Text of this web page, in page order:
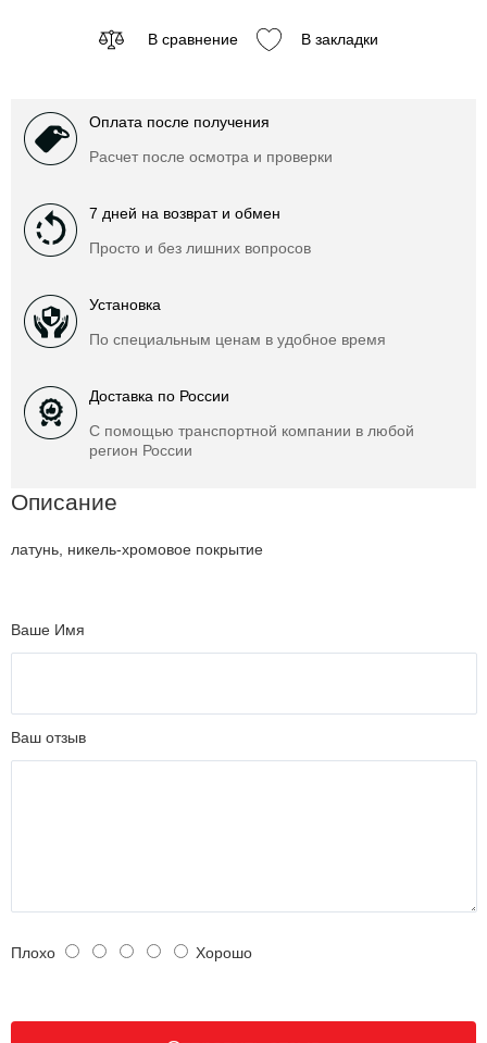
В сравнение В закладки
Оплата после получения
Расчет после осмотра и проверки
7 дней на возврат и обмен
Просто и без лишних вопросов
Установка
По специальным ценам в удобное время
Доставка по России
С помощью транспортной компании в любой
регион России
Описание
латунь, никель-хромовое покрытие
Ваше Имя
Ваш отзыв
Плохо Хорошо